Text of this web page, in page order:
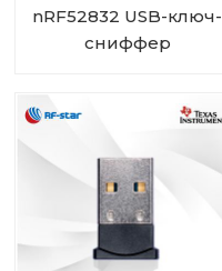
nRF52832 USB-ключ-
сниффер